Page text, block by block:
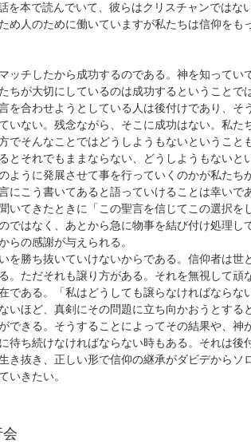
本で読んでいて、彼らはクリスチャンではな
人のために働いていますが私たちは信仰をも
チしたから成功するのである。神を知ってい
が大切にしているのは成功するということで
合わせようとしている人は後付けであり、そ
ない。残念ながら、そこに成功はない。私た
そんなことではどうしようもないということ
それでもままならない、どうしようもないと
うに発展させて事を行っていくのかが私たち
にこう書いてあると語っていけることは幸い
てきたときに「この聖言を信じてこの選択を
はなく、あとから急に物事を結び付け処理し
らの感謝が与えられる。
を勝ち抜いていけないからである。信仰者は
ただそれも譲り方がある。それを無視して頑
ある。「私はどうしても譲らなければならな
ほど、真剣にその問題に立ち向かおうとする
きる。そうすることによってその結果や、神
ち続けなければならない時もある。それは後
抜き、正しい形で信仰の継承がダビデからソ
いきたい。
会